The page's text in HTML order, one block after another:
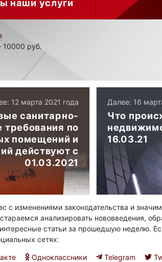
наши услуги
руб.
12 марта 2021 года
санитарно-
требования по
помещений и
действуют с
01.03.2021
Далее: 16
Что
16.03.21
с изменениями законодательства и
анализировать нововведения,
статьи за прошедшую неделю.
сетях:
Одноклассники Telegram